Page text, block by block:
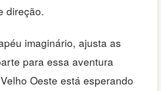
direção.
imaginário, ajusta as
para essa aventura
Oeste está esperando